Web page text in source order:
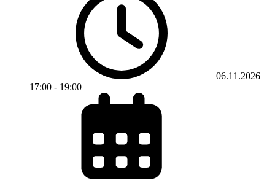
06.11.2026
17:00 - 19:00